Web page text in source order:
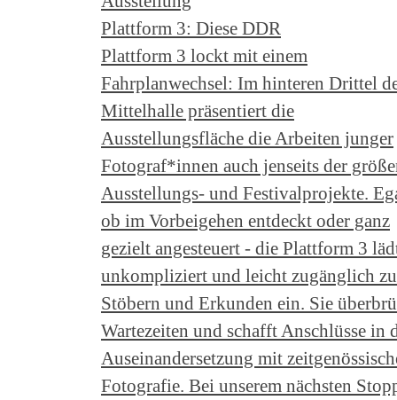
Plattform 3: Diese DDR
Plattform 3 lockt mit einem
Fahrplanwechsel: Im hinteren Drittel
Mittelhalle präsentiert die
Ausstellungsfläche die Arbeiten junger
Fotograf*innen auch jenseits der
Ausstellungs- und Festivalprojekte.
ob im Vorbeigehen entdeckt oder ganz
gezielt angesteuert - die Plattform 3
unkompliziert und leicht zugänglich
Stöbern und Erkunden ein. Sie
Wartezeiten und schafft Anschlüsse in
Auseinandersetzung mit
Fotografie. Bei unserem nächsten